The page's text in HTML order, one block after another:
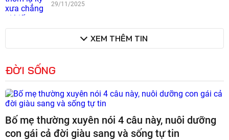
29/11/2025
XEM THÊM TIN
ĐỜI SỐNG
Bố mẹ thường xuyên nói 4 câu này, nuôi dưỡng
con gái cả đời giàu sang và sống tự tin